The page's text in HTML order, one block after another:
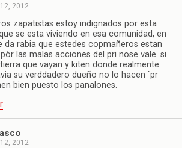
2012
zapatistas estoy indignados por esta
se esta viviendo en esa comunidad, en
da rabia que estedes copmañeros estan
las malas acciones del pri nose vale. si
que vayan y kiten donde realmente
su verddadero dueño no lo hacen `pr
bien puesto los panalones.
2012